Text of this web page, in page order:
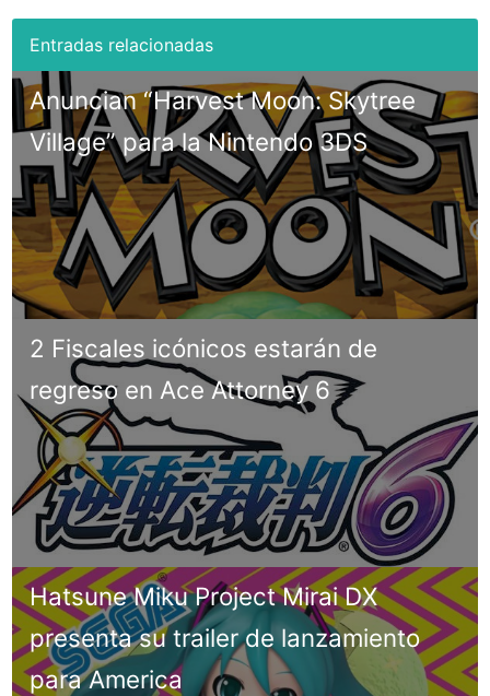
Anuncian “Harvest Moon: Skytree
Village” para la Nintendo 3DS
2 Fiscales icónicos estarán de
regreso en Ace Attorney 6
Hatsune Miku Project Mirai DX
presenta su trailer de lanzamiento
para America